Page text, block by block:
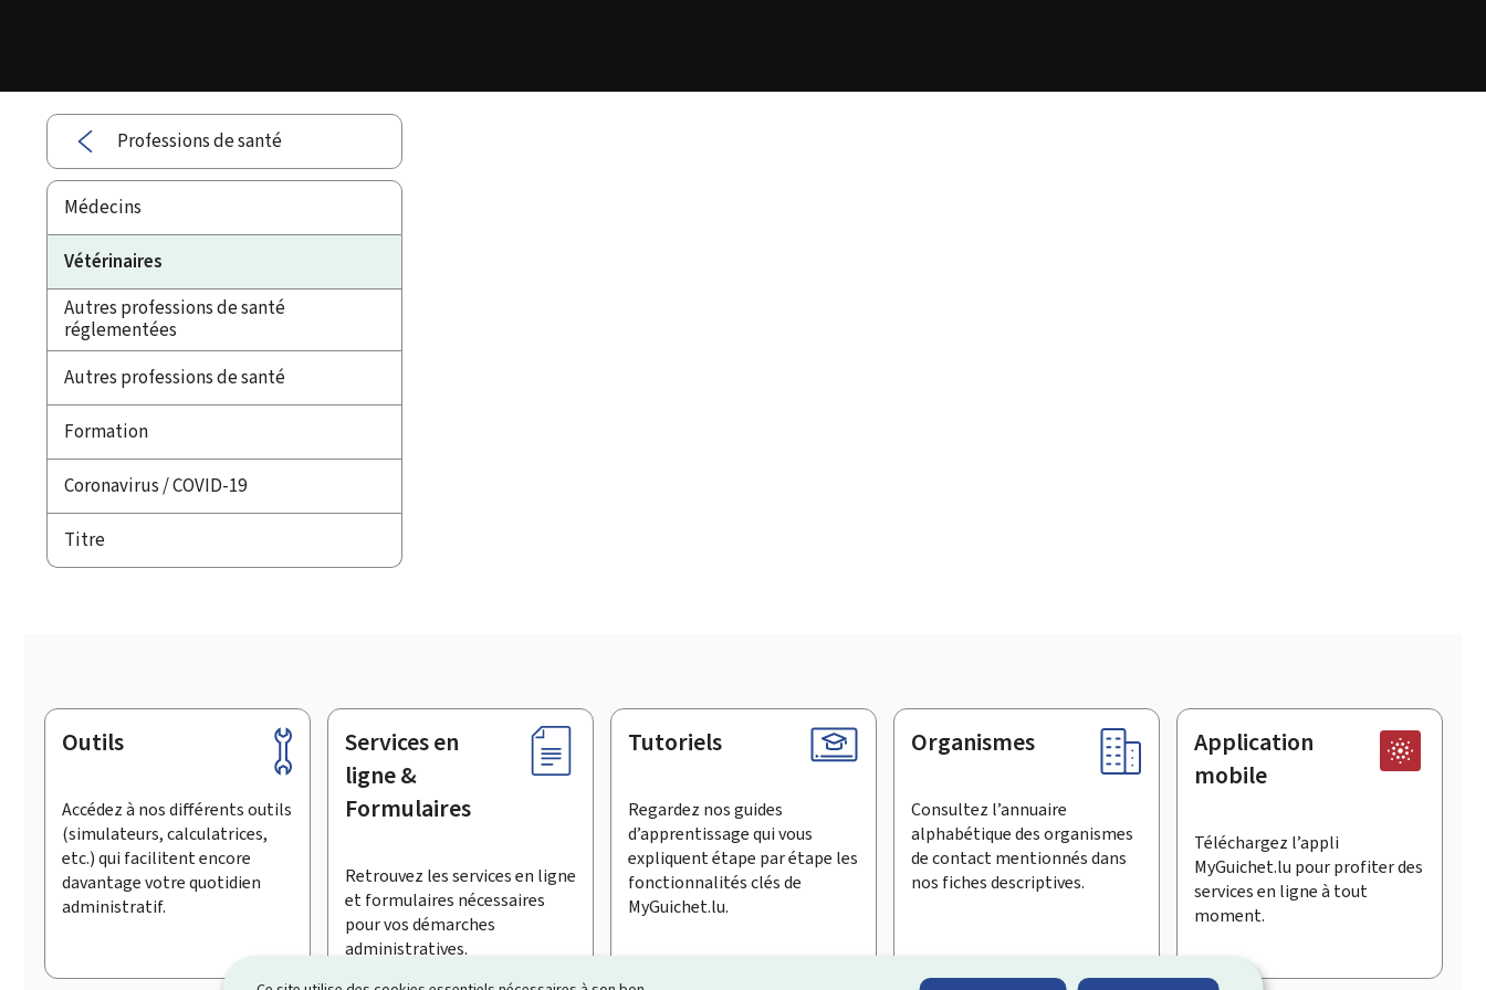
Professions de santé
Médecins
Vétérinaires
Autres professions de santé
réglementées
Autres professions de santé
Formation
Coronavirus / COVID-19
Titre
Pied
page
Outils
Accédez à nos différents outils
(simulateurs, calculatrices,
etc.) qui facilitent encore
davantage votre quotidien
administratif.
Services en
ligne &
Formulaires
Retrouvez les services en ligne
et formulaires nécessaires
pour vos démarches
administratives.
Tutoriels
Regardez nos guides
d’apprentissage qui vous
expliquent étape par étape les
fonctionnalités clés de
MyGuichet.lu.
Organismes
Consultez l’annuaire
alphabétique des organismes
de contact mentionnés dans
nos fiches descriptives.
Application
mobile
Téléchargez l’appli
MyGuichet.lu pour profiter des
services en ligne à tout
moment.